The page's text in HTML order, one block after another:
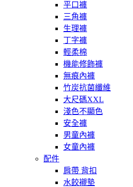
平口褲
三角褲
生理褲
丁字褲
輕柔棉
機能修飾褲
無痕內褲
竹炭抗菌纖維
大尺碼XXL
淺色不顯色
安全褲
男童內褲
女童內褲
配件
肩帶 背扣
水餃襯墊